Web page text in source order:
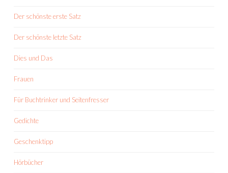
Der schönste erste Satz
Der schönste letzte Satz
Dies und Das
Frauen
Für Buchtrinker und Seitenfresser
Gedichte
Geschenktipp
Hörbücher